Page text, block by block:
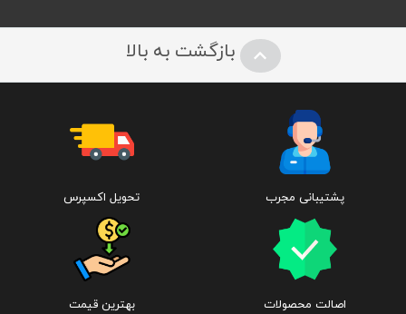
بازگشت به بالا
پشتیبانی مجرب تحویل اکسپرس
اصالت محصولات بهترین قیمت